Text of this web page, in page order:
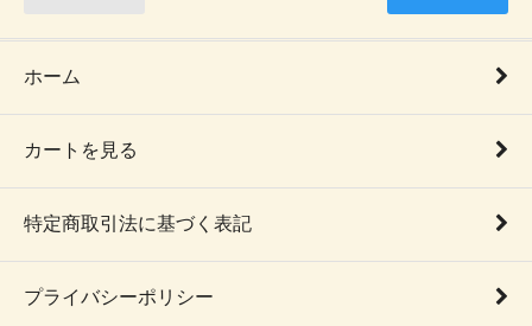
ホーム
カートを見る
特定商取引法に基づく表記
プライバシーポリシー